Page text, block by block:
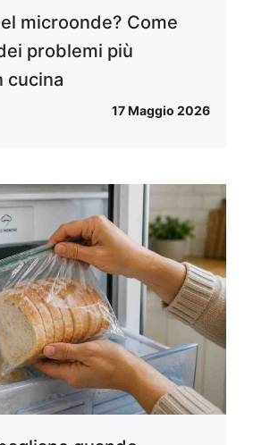
microonde? Come
problemi più
cucina
17 Maggio 2026